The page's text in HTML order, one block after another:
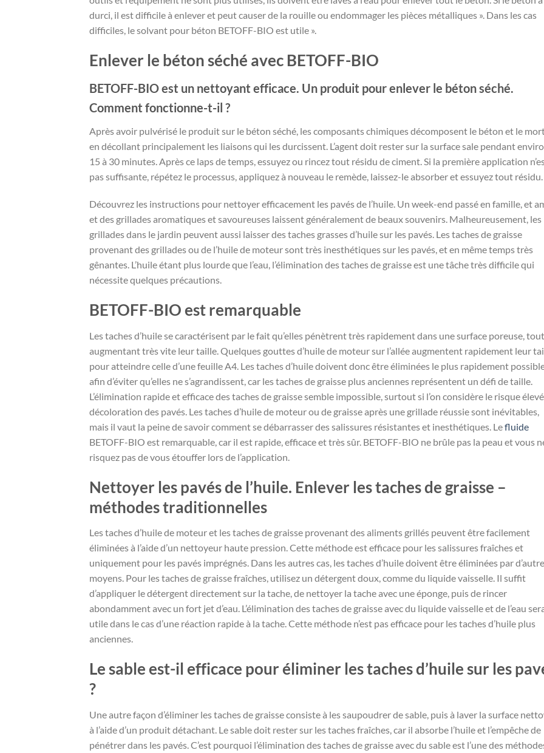
durci, il est difficile à enlever et peut causer de la rouille ou endommager les pièces métalliques ». Dans les cas
difficiles, le solvant pour béton BETOFF-BIO est utile ».
Enlever le béton séché avec BETOFF-BIO
BETOFF-BIO est un nettoyant efficace. Un produit pour enlever le béton séché.
Comment fonctionne-t-il ?
Après avoir pulvérisé le produit sur le béton séché, les composants chimiques décomposent le béton et le
en décollant principalement les liaisons qui les durcissent. L’agent doit rester sur la surface sale pendant
15 à 30 minutes. Après ce laps de temps, essuyez ou rincez tout résidu de ciment. Si la première application
pas suffisante, répétez le processus, appliquez à nouveau le remède, laissez-le absorber et essuyez tout résidu.
Découvrez les instructions pour nettoyer efficacement les pavés de l’huile. Un week-end passé en famille, et
et des grillades aromatiques et savoureuses laissent généralement de beaux souvenirs. Malheureusement, les
grillades dans le jardin peuvent aussi laisser des taches grasses d’huile sur les pavés. Les taches de graisse
provenant des grillades ou de l’huile de moteur sont très inesthétiques sur les pavés, et en même temps très
gênantes. L’huile étant plus lourde que l’eau, l’élimination des taches de graisse est une tâche très difficile qui
nécessite quelques précautions.
BETOFF-BIO est remarquable
Les taches d’huile se caractérisent par le fait qu’elles pénètrent très rapidement dans une surface poreuse,
augmentant très vite leur taille. Quelques gouttes d’huile de moteur sur l’allée augmentent rapidement leur
pour atteindre celle d’une feuille A4. Les taches d’huile doivent donc être éliminées le plus rapidement
afin d’éviter qu’elles ne s’agrandissent, car les taches de graisse plus anciennes représentent un défi de taille.
L’élimination rapide et efficace des taches de graisse semble impossible, surtout si l’on considère le risque
décoloration des pavés. Les taches d’huile de moteur ou de graisse après une grillade réussie sont inévitables,
mais il vaut la peine de savoir comment se débarrasser des salissures résistantes et inesthétiques. Lefluide
BETOFF-BIO est remarquable, car il est rapide, efficace et très sûr. BETOFF-BIO ne brûle pas la peau et vous
risquez pas de vous étouffer lors de l’application.
Nettoyer les pavés de l’huile. Enlever les taches de graisse –
méthodes traditionnelles
Les taches d’huile de moteur et les taches de graisse provenant des aliments grillés peuvent être facilement
éliminées à l’aide d’un nettoyeur haute pression. Cette méthode est efficace pour les salissures fraîches et
uniquement pour les pavés imprégnés. Dans les autres cas, les taches d’huile doivent être éliminées par
moyens. Pour les taches de graisse fraîches, utilisez un détergent doux, comme du liquide vaisselle. Il suffit
d’appliquer le détergent directement sur la tache, de nettoyer la tache avec une éponge, puis de rincer
abondamment avec un fort jet d’eau. L’élimination des taches de graisse avec du liquide vaisselle et de l’eau
utile dans le cas d’une réaction rapide à la tache. Cette méthode n’est pas efficace pour les taches d’huile plus
anciennes.
Le sable est-il efficace pour éliminer les taches d’huile sur les
?
Une autre façon d’éliminer les taches de graisse consiste à les saupoudrer de sable, puis à laver la surface
à l’aide d’un produit détachant. Le sable doit rester sur les taches fraîches, car il absorbe l’huile et l’empêche de
pénétrer dans les pavés. C’est pourquoi l’élimination des taches de graisse avec du sable est l’une des